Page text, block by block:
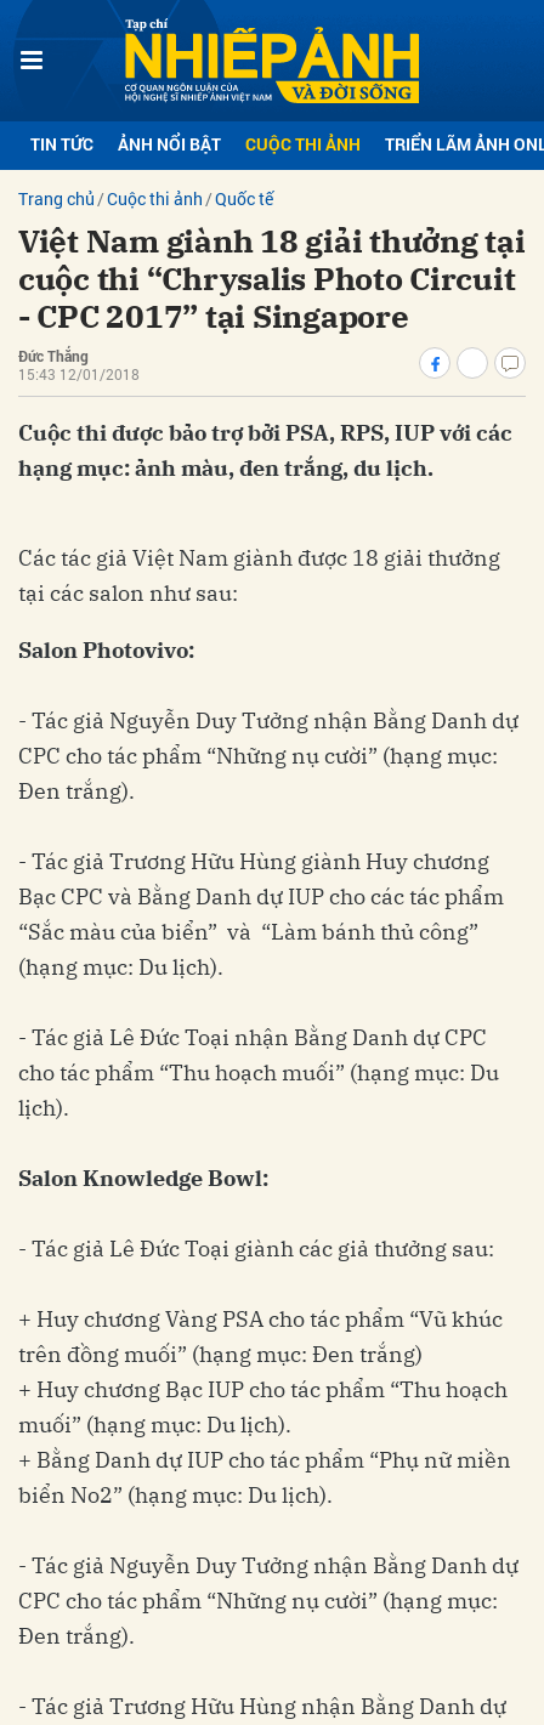
TIN TỨC ẢNH NỔI BẬT CUỘC THI ẢNH TRIỂN LÃM ẢNH
Trang chủ Cuộc thi ảnh Quốc tế
Việt Nam giành 18 giải thưởng tại
cuộc thi “Chrysalis Photo Circuit
- CPC 2017” tại Singapore
Đức Thắng
15:43 12/01/2018
Cuộc thi được bảo trợ bởi PSA, RPS, IUP với các
hạng mục: ảnh màu, đen trắng, du lịch.
Các tác giả Việt Nam giành được 18 giải thưởng
tại các salon như sau:
Salon Photovivo:
- Tác giả Nguyễn Duy Tưởng nhận Bằng Danh dự
CPC cho tác phẩm “Những nụ cười” (hạng mục:
Đen trắng).
- Tác giả Trương Hữu Hùng giành Huy chương
Bạc CPC và Bằng Danh dự IUP cho các tác phẩm
“Sắc màu của biển” và “Làm bánh thủ công”
(hạng mục: Du lịch).
- Tác giả Lê Đức Toại nhận Bằng Danh dự CPC
cho tác phẩm “Thu hoạch muối” (hạng mục: Du
lịch).
Salon Knowledge Bowl:
- Tác giả Lê Đức Toại giành các giả thưởng sau:
+ Huy chương Vàng PSA cho tác phẩm “Vũ khúc
trên đồng muối” (hạng mục: Đen trắng)
+ Huy chương Bạc IUP cho tác phẩm “Thu hoạch
muối” (hạng mục: Du lịch).
+ Bằng Danh dự IUP cho tác phẩm “Phụ nữ miền
biển No2” (hạng mục: Du lịch).
- Tác giả Nguyễn Duy Tưởng nhận Bằng Danh dự
CPC cho tác phẩm “Những nụ cười” (hạng mục:
Đen trắng).
- Tác giả Trương Hữu Hùng nhận Bằng Danh dự
luận
Hủy